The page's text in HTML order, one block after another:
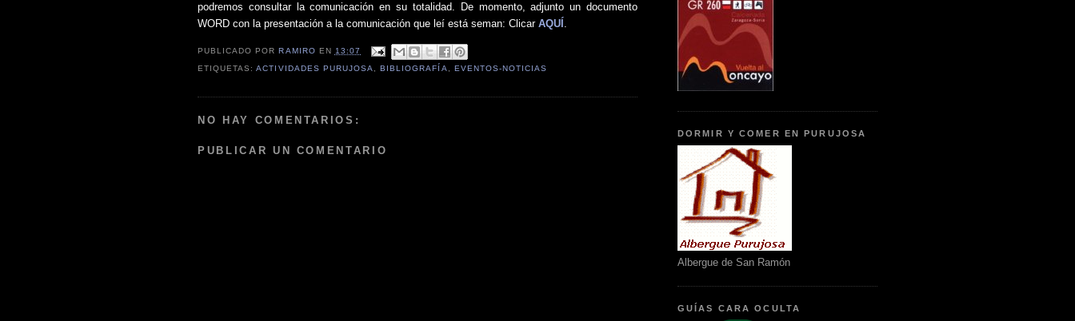
podremos consultar la comunicación en su totalidad. De momento, adjunto un documento
WORD con la presentación a la comunicación que leí está seman: Clicar AQUÍ .
PUBLICADO POR RAMIRO EN 13:07
ETIQUETAS:ACTIVIDADES PURUJOSA, BIBLIOGRAFÍA, EVENTOS-NOTICIAS
NO HAY COMENTARIOS:
PUBLICAR UN COMENTARIO
DORMIR Y COMER EN PURUJOSA
Albergue de San Ramón
GUÍAS CARA OCULTA